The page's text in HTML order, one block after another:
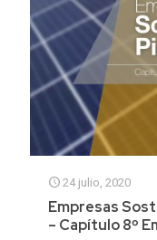
24 julio, 2020
Empresas
– Capítulo 8º